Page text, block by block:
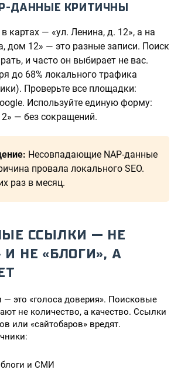
ДАННЫЕ КРИТИЧНЫ
картах — «ул. Ленина, д. 12», а на
дом 12» — это разные записи. Поиск
и часто он выбирает не вас.
до 68% локального трафика
Проверьте все площадки:
Используйте единую форму:
— без сокращений.
Несовпадающие NAP-данные
провала локального SEO.
раз в месяц.
ССЫЛКИ — НЕ
И НЕ «БЛОГИ», А
это «голоса доверия». Поисковые
не количество, а качество. Ссылки
или «сайтобаров» вредят.
и СМИ